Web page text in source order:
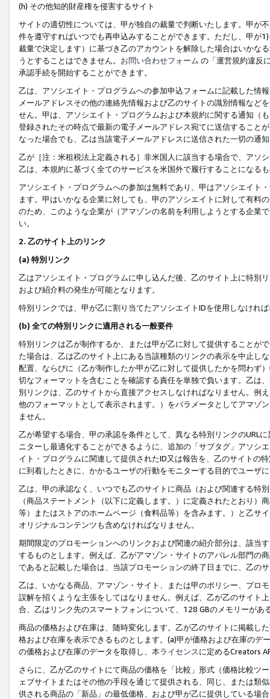
(h) その他知的財産権を侵害するサイト
サイトの適切性については、甲が独自の裁量で判断いたします。甲が
件を遵守すればいつでも再申込みすることができます。ただし、甲が
裁量で決定します）に基づき乙のアカウントを解除した場合はいかな
うとすることはできません。 お問い合わせフォーム の「運営規約違反
承認手続を開始することができます。
乙は、アソシエイト・プログラムへの参加申込フォームに記載した情
メールアドレスその他の連絡先情報および乙のサイトの識別情報など
せん。甲は、アソシエイト・プログラムおよび本規約に関する通知（
登録されたその時点で最新の電子メールアドレス宛てに送信すること
なった場合でも、乙は当該電子メールアドレスに送信された一切の通
乙が［注：米租税法上定義される］非米国人に該当する場合で、アソ
乙は、本規約に基づく全てのサービスを米国外で履行することになる
アソシエイト・プログラムへの参加は無料であり、甲はアソシエイト
ます。甲はいかなる企業に対しても、甲のアソシエイトに対して有料
のため、このような企業が（アマゾンの名前を利用しようとする企業
い。
2. 乙のサイト上のリンク
(a) 特別リンク
乙はアソシエイト・プログラムに申し込んだ後、乙のサイト上に特別
および紹介料の発生が可能となります。
特別リンクでは、甲が乙に割り当てたアソシエイトIDを使用しなけれ
(b) 全ての特別リンクに適用される一般要件
特別リンクは乙が制作するか、または甲が乙に対して提供することが
た場合は、乙は乙のサイト上にある当該種類のリンクの表示を中止し
配置、ならびに（乙が制作したか甲が乙に対して提供したかを問わず
切なフォーマットを含むことを確認する責任を単独で負います。乙は
別リンクは、乙のサイトから直接アクセスしなければなりません。例
他のフォーマットとして表示されます。）をパラメータとしてアマゾ
ません。
乙が希望する場合、甲の承認を条件として、異なる特別リンクのURL
ニターし最適化することができるように、追加の「サブタグ」アソシ
イト・プログラムに関連して提供されたID又は報告を、乙のサイトの
に到着したときに、かかるユーザの行動をモニターする目的でユーザ
乙は、甲の承認なく、いつでも乙のサイトに商品（および関連する特
（商品ステートメント（以下に定義します。）に定義されたとおり
等）またはストアのホームページ（食料品等）を含みます。）と乙サ
オリジナルコンテンツも含めなければなりません。
期間限定のプロモーションへのリンクおよび関連の紹介部分は、該当
するものとします。例えば、乙がアマゾン・サイトのアパレル部門の
であると記載した場合は、当該プロモーションの終了日までに、乙の
乙は、いかなる商品、アマゾン・サイト、または甲のポリシー、プロ
誤解を招くような主張をしてはなりません。例えば、乙が乙のサイト
合、乙はリンク先のスマートフォンについて、128 GBのメモリーがあ
商品の価格および在庫は、随時変化します。乙が乙のサイトに掲載し
格および在庫を表示できるものとします。(a)甲が価格および在庫の
の価格および在庫のデータを取得し、 本ライセンスに定めるCreators
さらに、乙が乙のサイトにて商品の価格を「比較」形式（価格比較ツ
ェブサイトまたはその他の手段を通じて提供される、同じ、または類
供される商品の「新品」の最低価格、および甲が乙に提供している場